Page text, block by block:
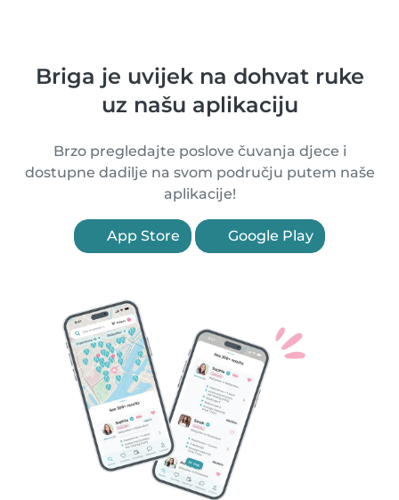
Briga je uvijek na dohvat ruke
uz našu aplikaciju
Brzo pregledajte poslove čuvanja djece i
dostupne dadilje na svom području putem naše
aplikacije!
App Store Google Play